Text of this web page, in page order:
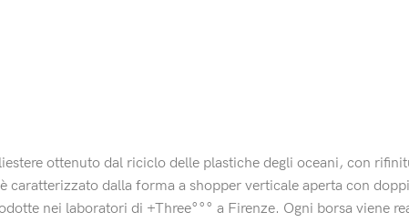
ottenuto dal riciclo delle plastiche degli oceani, con
caratterizzato dalla forma a shopper verticale aperta con
nei laboratori di +Three°°° a Firenze. Ogni borsa viene